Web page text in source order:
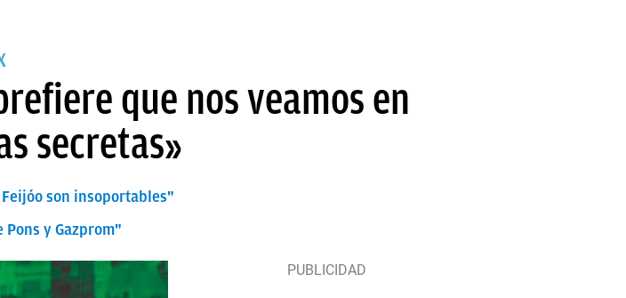
que nos veamos en
secretas»
son insoportables"
y Gazprom"